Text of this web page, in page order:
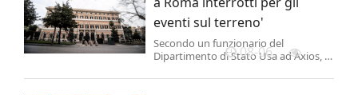
eventi sul terreno'
Secondo un funzionario del
Dipartimento di Stato Usa ad Axios, i
Roma sono "terminati in anticipo"
08-06